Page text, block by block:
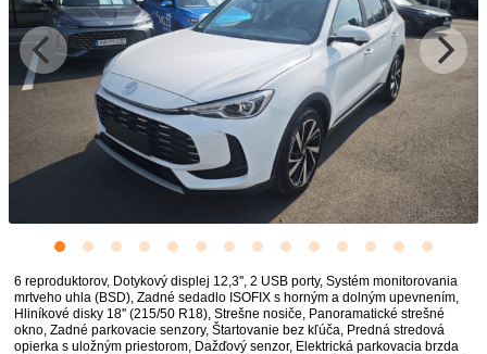
6 reproduktorov, Dotykový displej 12,3'', 2 USB porty, Systém monitorovania
mrtveho uhla (BSD), Zadné sedadlo ISOFIX s horným a dolným upevnením,
Hliníkové disky 18'' (215/50 R18), Strešne nosiče, Panoramatické strešné
okno, Zadné parkovacie senzory, Štartovanie bez kľúča, Predná stredová
opierka s uložným priestorom, Dažďový senzor, Elektrická parkovacia brzda